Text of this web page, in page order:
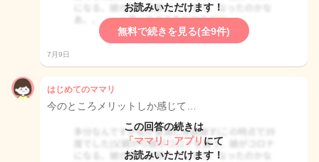
お読みいただけます！
無料で続きを見る(全9件)
7月9日
はじめてのママリ
今のところメリットしか感じて…
この回答の続きは
「ママリ」アプリ にて
お読みいただけます！